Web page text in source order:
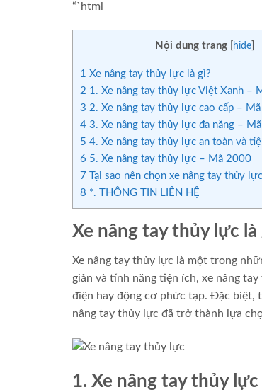
“`html
Nội dung trang hide
1 Xe nâng tay thủy lực là gì?
2 1. Xe nâng tay thủy lực Việt Xanh –
3 2. Xe nâng tay thủy lực cao cấp – Mã
4 3. Xe nâng tay thủy lực đa năng –
5 4. Xe nâng tay thủy lực an toàn và
6 5. Xe nâng tay thủy lực – Mã 2000
7 Tại sao nên chọn xe nâng tay thủy
8 *. THÔNG TIN LIÊN HỆ
Xe nâng tay thủy lực là
Xe nâng tay thủy lực là một trong
giản và tính năng tiện ích, xe nâng
điện hay động cơ phức tạp. Đặc biệt,
nâng tay thủy lực đã trở thành lựa
1. Xe nâng tay thủy